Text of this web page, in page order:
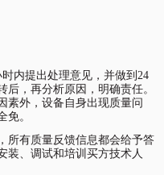
时内提出处理意见，并做到24
，再分析原因，明确责任。
素外，设备自身出现质量问
免。
所有质量反馈信息都会给予答
装、调试和培训买方技术人